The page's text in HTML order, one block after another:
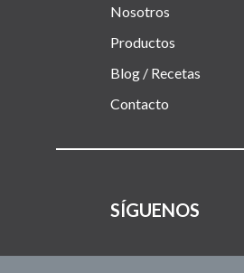
Nosotros
Productos
Blog / Recetas
Contacto
SÍGUENOS